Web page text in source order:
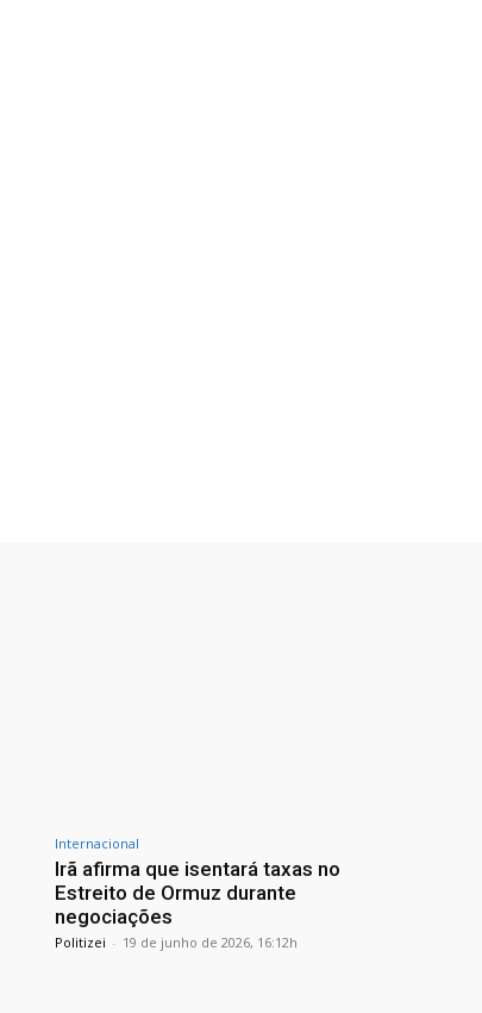
Internacional
Irã afirma que isentará taxas no
Estreito de Ormuz durante
negociações
Politizei - 19 de junho de 2026, 16:12h